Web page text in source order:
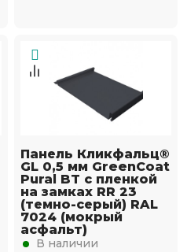
Панель Кликфальц®
GL 0,5 мм GreenCoat
Pural BT с пленкой
на замках RR 23
(темно-серый) RAL
7024 (мокрый
асфальт)
В наличии